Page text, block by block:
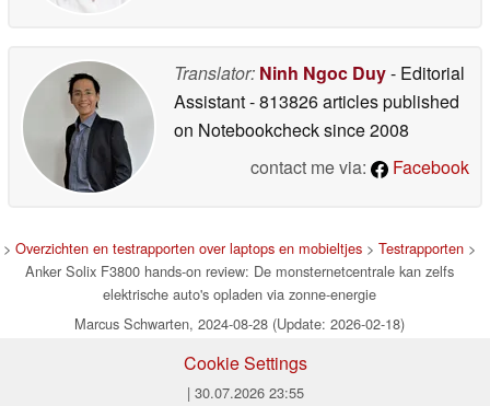
Translator: Ninh Ngoc Duy- Editorial
Assistant- 813826 articles published
on Notebookchecksince 2008
contact me via:
Facebook
> Overzichten en testrapporten over laptops en mobieltjes > Testrapporten >
Anker Solix F3800 hands-on review: De monsternetcentrale kan zelfs
elektrische auto's opladen via zonne-energie
Marcus Schwarten, 2024-08-28 (Update: 2026-02-18)
Cookie Settings
| 30.07.2026 23:55